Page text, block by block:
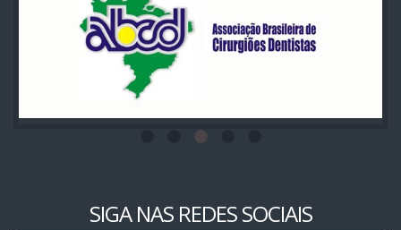
SIGA NAS REDES SOCIAIS